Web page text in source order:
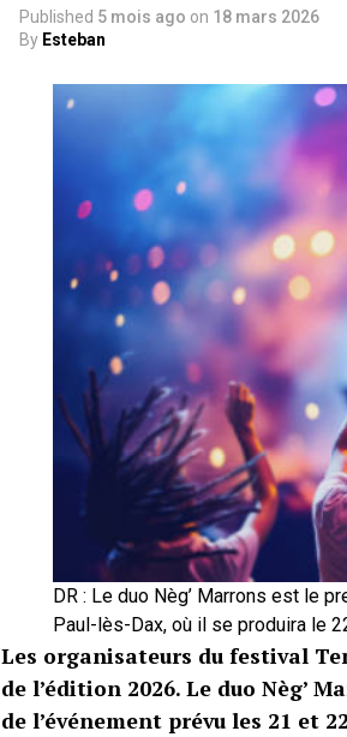
Published 5 mois ago on 18 mars 2026
By Esteban
DR : Le duo Nèg’ Marrons est le
Paul-lès-Dax, où il se produira le
Les organisateurs du festival
de l’édition 2026. Le duo Nèg’
de l’événement prévu les 21 et